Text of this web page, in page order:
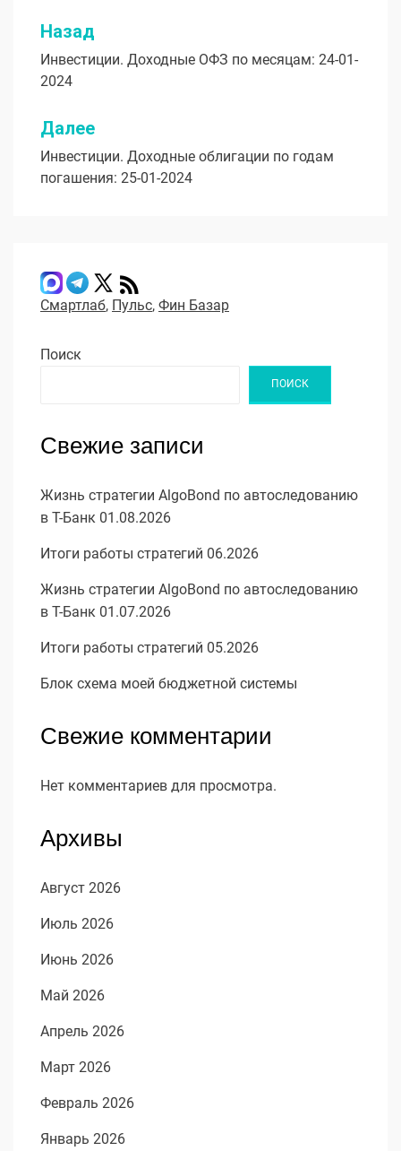
Навигация
по
записям
Назад
Инвестиции. Доходные ОФЗ по месяцам: 24-01-
2024
Далее
Инвестиции. Доходные облигации по годам
погашения: 25-01-2024
Смартлаб, Пульс, Фин Базар
Поиск
ПОИСК
Свежие записи
Жизнь стратегии AlgoBond по автоследованию
в Т-Банк 01.08.2026
Итоги работы стратегий 06.2026
Жизнь стратегии AlgoBond по автоследованию
в Т-Банк 01.07.2026
Итоги работы стратегий 05.2026
Блок схема моей бюджетной системы
Свежие комментарии
Нет комментариев для просмотра.
Архивы
Август 2026
Июль 2026
Июнь 2026
Май 2026
Апрель 2026
Март 2026
Февраль 2026
Январь 2026